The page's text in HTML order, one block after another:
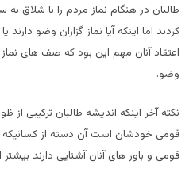
طالبان در هنگام نماز مردم را با
کردند اما اینکه آیا نماز گزاران وضو دارند
اعتقاد آنان مهم این بود که صف های
وضو.
نکته آخر اینکه اندیشه طالبان ترکیبی
قومی خودشان است آن دسته از کسانیکه
قومی و باور های آنان آشنایی دارند